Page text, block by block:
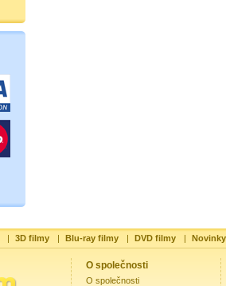
| 3D filmy | Blu-ray filmy | DVD filmy |
O společnosti
O společnosti